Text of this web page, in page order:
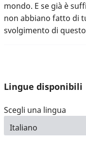
mondo. E se già è
non abbiano fatto di
svolgimento di
Lingue disponibili
Scegli una lingua